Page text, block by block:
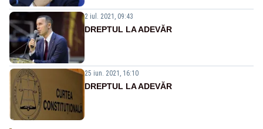
2 iul. 2021, 09:43
DREPTUL LA ADEVĂR
25 iun. 2021, 16:10
DREPTUL LA ADEVĂR